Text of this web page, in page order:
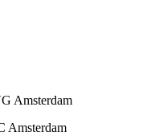
Amsterdam
Amsterdam